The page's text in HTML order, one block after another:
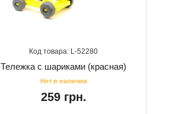
52280
Тележка с шариками (красная)
259 грн.